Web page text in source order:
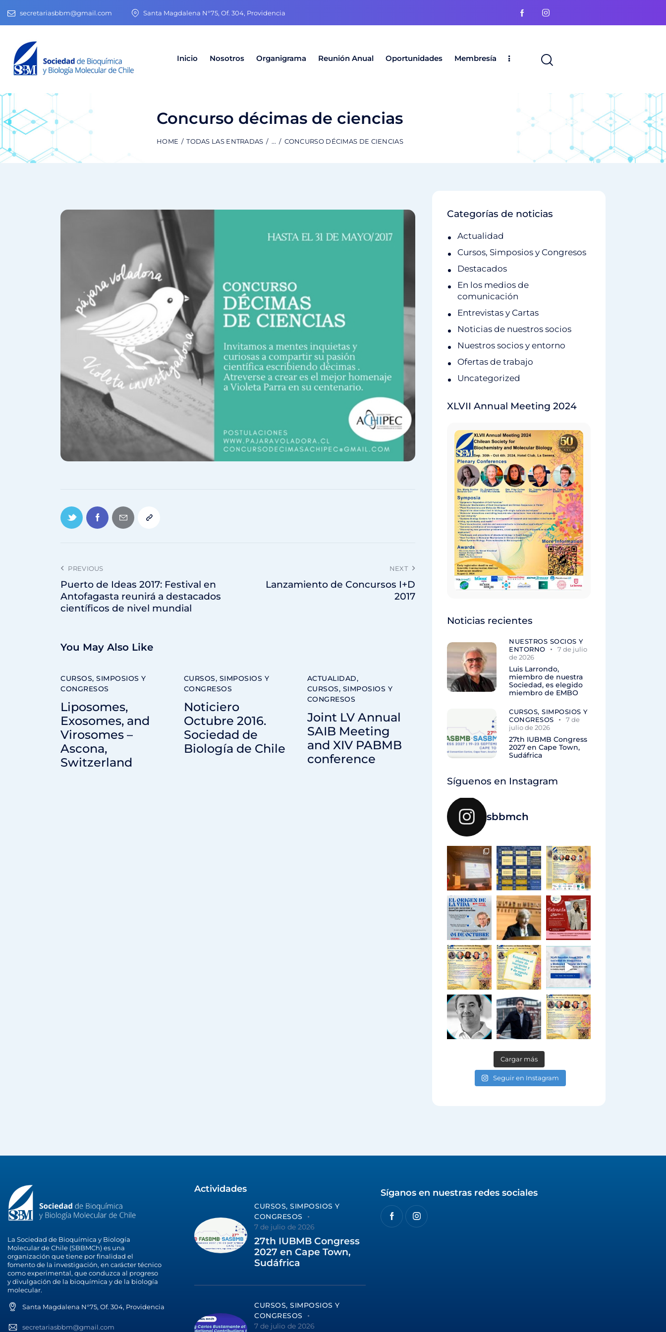
secretariasbbm@gmail.com Santa Magdalena N°75, Of. 304, Providencia
Inicio Nosotros Organigrama Reunión Anual Oportunidades Membresía
Concurso décimas de ciencias
HOME TODAS LAS ENTRADAS ... CONCURSO DÉCIMAS DE CIENCIAS
PREVIOUS
Puerto de Ideas 2017: Festival en
Antofagasta reunirá a destacados
científicos de nivel mundial
NEXT
Lanzamiento de Concursos I+D
2017
You May Also Like
CURSOS, SIMPOSIOS Y
CONGRESOS
Liposomes,
Exosomes, and
Virosomes –
Ascona,
Switzerland
CURSOS, SIMPOSIOS Y
CONGRESOS
Noticiero
Octubre 2016.
Sociedad de
Biología de Chile
ACTUALIDAD,
CURSOS, SIMPOSIOS Y
CONGRESOS
Joint LV Annual
SAIB Meeting
and XIV PABMB
conference
Categorías de noticias
Actualidad
Cursos, Simposios y Congresos
Destacados
En los medios de
comunicación
Entrevistas y Cartas
Noticias de nuestros socios
Nuestros socios y entorno
Ofertas de trabajo
Uncategorized
XLVII Annual Meeting 2024
Noticias recientes
NUESTROS SOCIOS Y
ENTORNO
7 de julio
de 2026
Luis Larrondo,
miembro de nuestra
Sociedad, es elegido
miembro de EMBO
CURSOS, SIMPOSIOS Y
CONGRESOS
7 de
julio de 2026
27th IUBMB Congress
2027 en Cape Town,
Sudáfrica
Síguenos en Instagram
sbbmch
Cargar más
Seguir en Instagram
La Sociedad de Bioquímica y Biología
Molecular de Chile (SBBMCh) es una
organización que tiene por finalidad el
fomento de la investigación, en carácter técnico
como experimental, que conduzca al progreso
y divulgación de la bioquímica y de la biología
molecular.
Santa Magdalena N°75, Of. 304, Providencia
secretariasbbm@gmail.com
Actividades
CURSOS, SIMPOSIOS Y
CONGRESOS
7 de julio de 2026
27th IUBMB Congress
2027 en Cape Town,
Sudáfrica
CURSOS, SIMPOSIOS Y
CONGRESOS
7 de julio de 2026
Síganos en nuestras redes sociales